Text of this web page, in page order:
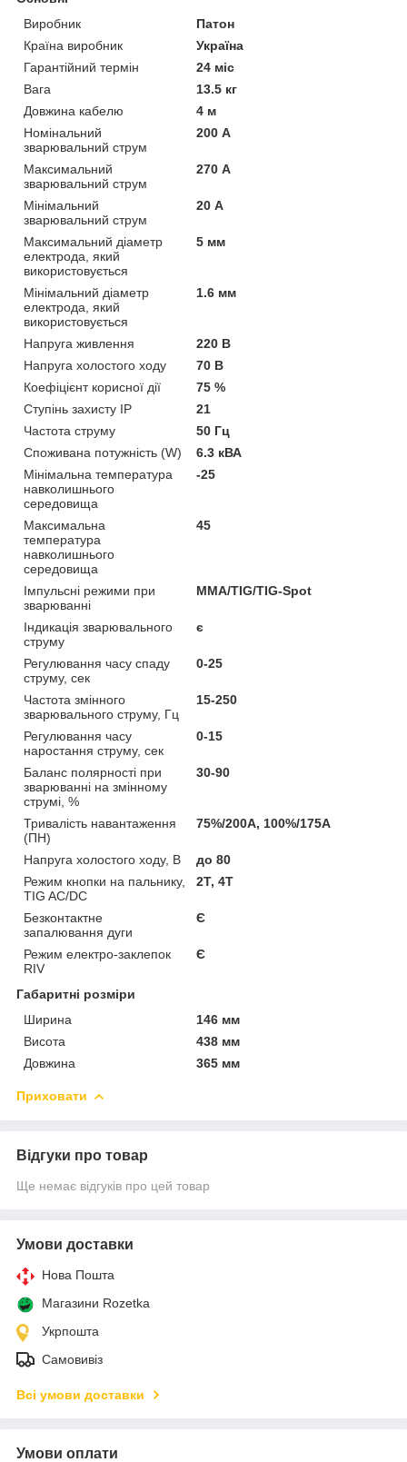
Виробник
Патон
Країна виробник
Україна
Гарантійний термін
24 міс
Вага
13.5 кг
Довжина кабелю
4 м
Номінальний
зварювальний струм
200 А
Максимальний
зварювальний струм
270 А
Мінімальний
зварювальний струм
20 А
Максимальний діаметр
електрода, який
використовується
5 мм
Мінімальний діаметр
електрода, який
використовується
1.6 мм
Напруга живлення
220 В
Напруга холостого ходу
70 В
Коефіцієнт корисної дії
75 %
Ступінь захисту IP
21
Частота струму
50 Гц
Споживана потужність (W)
6.3 кВА
Мінімальна температура
навколишнього
середовища
-25
Максимальна
температура
навколишнього
середовища
45
Імпульсні режими при
зварюванні
MMA/TIG/TIG-Spot
Індикація зварювального
струму
є
Регулювання часу спаду
струму, сек
0-25
Частота змінного
зварювального струму, Гц
15-250
Регулювання часу
наростання струму, сек
0-15
Баланс полярності при
зварюванні на змінному
струмі, %
30-90
Тривалість навантаження
(ПН)
75%/200А, 100%/175А
Напруга холостого ходу, В
до 80
Режим кнопки на пальнику,
TIG AC/DC
2Т, 4Т
Безконтактне
запалювання дуги
Є
Режим електро-заклепок
RIV
Є
Габаритні розміри
Ширина
146 мм
Висота
438 мм
Довжина
365 мм
Приховати
Відгуки про товар
Ще немає відгуків про цей товар
Умови доставки
Нова Пошта
Магазини Rozetka
Укрпошта
Самовивіз
Всі умови доставки
Умови оплати